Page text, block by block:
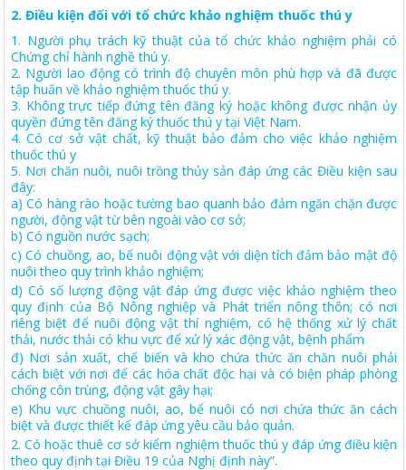
2. Điều kiện đối với tổ chức khảo nghiệm thuốc thú y
1. Người phụ trách kỹ thuật của tổ chức khảo nghiệm phải có
Chứng chỉ hành nghề thú y.
2. Người lao động có trình độ chuyên môn phù hợp và đã được
tập huấn về khảo nghiệm thuốc thú y.
3. Không trực tiếp đứng tên đăng ký hoặc không được nhận ủy
quyền đứng tên đăng ký thuốc thú y tại Việt Nam.
4. Có cơ sở vật chất, kỹ thuật bảo đảm cho việc khảo nghiệm
thuốc thú y
5. Nơi chăn nuôi, nuôi trồng thủy sản đáp ứng các Điều kiện sau
đây:
a)Có hàng rào hoặc tường bao quanh bảo đảm ngăn chặn được
người, động vật từ bên ngoài vào cơ sở;
b)Có nguồn nước sạch;
c) Có chuồng, ao, bể nuôi động vật với diện tích đảm bảo mật độ
nuôi theo quy trình khảo nghiệm;
d) Có số lượng động vật đáp ứng được việc khảo nghiệm theo
quy định của Bộ Nông nghiệp và Phát triển nông thôn; có nơi
riêng biệt để nuôi động vật thí nghiệm, có hệ thống xử lý chất
thải, nước thải có khu vực để xử lý xác động vật, bệnh phẩm
đ) Nơi sản xuất, chế biến và kho chứa thức ăn chăn nuôi phải
cách biệt với nơi để các hóa chất độc hại và có biện pháp phòng
chống côn trùng, động vật gây hại;
e) Khu vực chuồng nuôi, ao, bể nuôi có nơi chứa thức ăn cách
biệt và được thiết kế đáp ứng yêu cầu bảo quản.
2.Có hoặc thuê cơ sở kiểm nghiệm thuốc thú y đáp ứng điều kiện
theo quy định tại Điều 19 của Nghị định này”.